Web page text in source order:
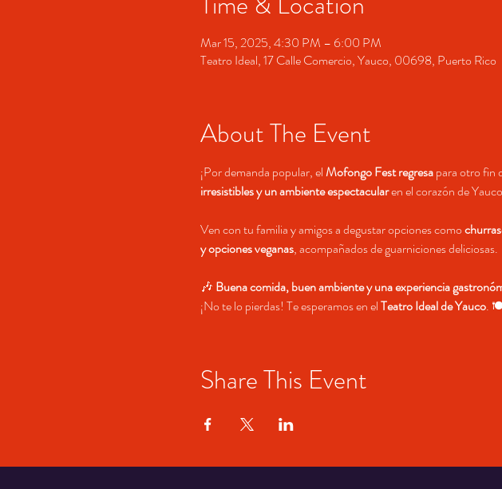
Mar 15, 2025, 4:30 PM – 6:00 PM
Teatro Ideal, 17 Calle Comercio, Yauco, 00698, Puerto Rico
About The Event
¡Por demanda popular, el Mofongo Fest regresa para otro fin
irresistibles y un ambiente espectacular en el corazón de
Ven con tu familia y amigos a degustar opciones como
y opciones veganas, acompañados de guarniciones deliciosas.
🎶 Buena comida, buen ambiente y una experiencia
¡No te lo pierdas! Te esperamos en el Teatro Ideal de Yauco.
Share This Event